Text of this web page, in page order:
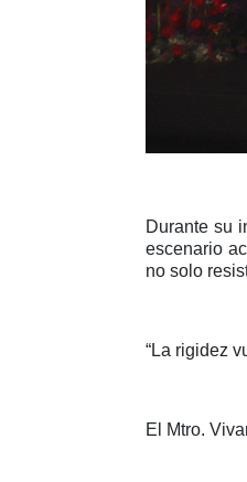
Durante su
escenario
no solo
“La rigidez
El Mtro.